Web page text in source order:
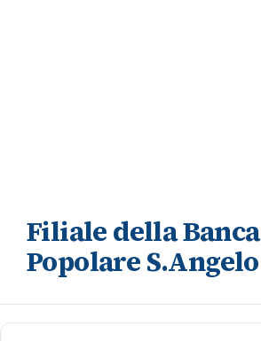
Filiale della Banca
Popolare S.Angelo